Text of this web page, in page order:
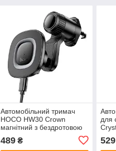
Автомобільний тримач
HOCO HW30 Crown
магнітний з бездротовою
489₴
для
529